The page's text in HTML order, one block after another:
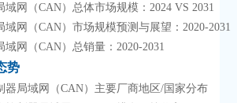
器局域网（CAN）总体市场规模：2024 VS 2031
器局域网（CAN）市场规模预测与展望：2020-2031
局域网（CAN）总销量：2020-2031
势
控制器局域网（CAN）主要厂商地区/国家分布